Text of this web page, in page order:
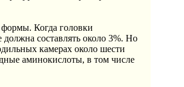
Когда головки
составлять около 3%. Но
камерах около шести
аминокислоты, в том числе